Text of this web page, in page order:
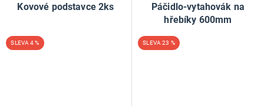
Kovové podstavce 2ks
4 %
Páčidlo-vytahovák na
hřebíky 600mm
23 %